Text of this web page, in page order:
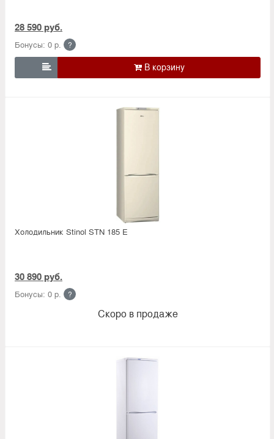
28 590 руб.
Бонусы: 0 р. ?

Холодильник Stinol STN 185 E
30 890 руб.
Бонусы: 0 р. ?
Скоро в продаже